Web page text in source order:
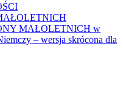
MAŁOLETNICH w
– wersja skrócona dla